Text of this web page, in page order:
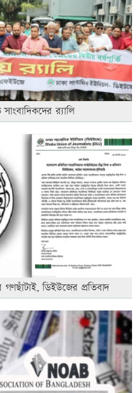
র‍্যালি
গণছাঁটাই, ডিইউজের প্রতিবাদ